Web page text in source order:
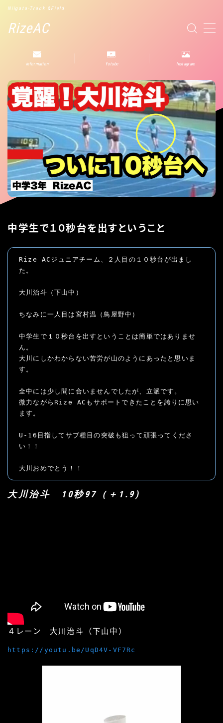
RizeAC
Niigata-Track &Field
MENU
information Yotube Instagram
中学生で１０秒台を出すということ
Rize ACジュニアチーム、２人目の１０秒台が出まし
た。
大川治斗（下山中）
ちなみに一人目は宮村温（鳥屋野中）
中学生で１０秒台を出すということは簡単ではありませ
ん。
大川にしかわからない苦労が山のようにあったと思いま
す。
全中には少し間に合いませんでしたが、立派です。
微力ながらRize ACもサポートできたことを誇りに思い
ます。
U-16目指してサブ種目の突破も狙って頑張ってくださ
い！！
大川おめでとう！！
大川治斗 10秒97（＋1.9)
４レーン 大川治斗（下山中）
https://youtu.be/UqD4V-VF7Rc